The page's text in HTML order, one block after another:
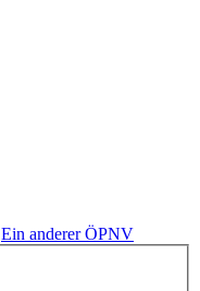
Ein anderer ÖPNV